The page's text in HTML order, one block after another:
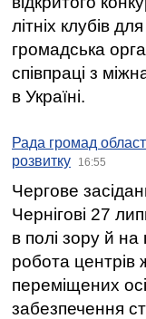
літніх клубів
громадська
співпраці з
в Україні.
Рада громад
розвитку
16:55
Чергове
Чернігові 27
в полі зору й на
робота центрів
переміщених
забезпечення